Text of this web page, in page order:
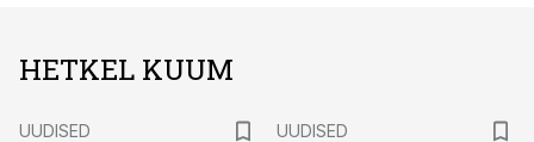
HETKEL KUUM
UUDISED
UUDISED